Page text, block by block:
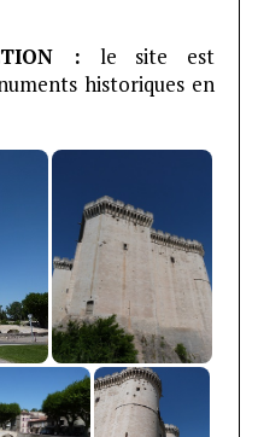
: le site est
historiques en